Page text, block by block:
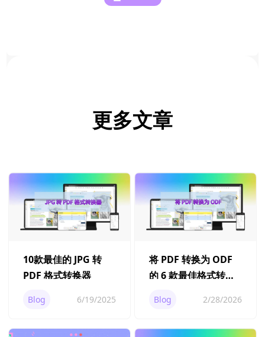
更多文章
10款最佳的 JPG 转
PDF 格式转换器
Blog 6/19/2025
将 PDF 转换为 ODF
的 6 款最佳格式转换
Blog 2/28/2026